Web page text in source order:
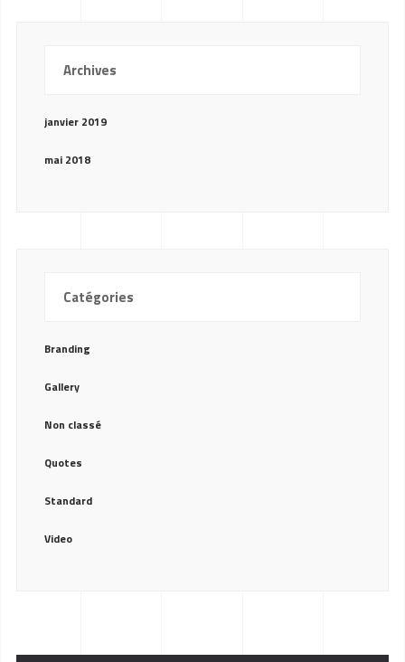
Archives
janvier 2019
mai 2018
Catégories
Branding
Gallery
Non classé
Quotes
Standard
Video